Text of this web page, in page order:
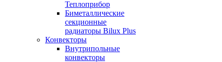
Теплоприбор
Биметаллические
секционные
радиаторы Bilux Plus
Конвекторы
Внутрипольные
конвекторы